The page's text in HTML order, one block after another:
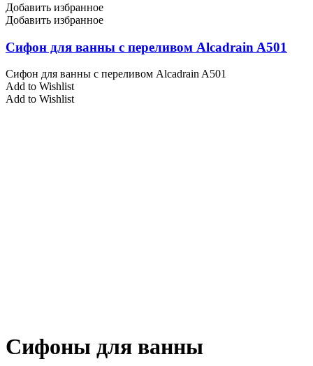
Добавить избранное
Добавить избранное
Сифон для ванны с переливом Alcadrain A501
Сифон для ванны с переливом Alcadrain A501
Add to Wishlist
Add to Wishlist
Сифоны для ванны